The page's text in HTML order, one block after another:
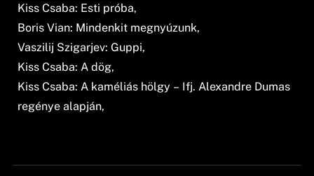
Kiss Csaba: Esti próba,
Boris Vian: Mindenkit megnyúzunk,
Vaszilij Szigarjev: Guppi,
Kiss Csaba: A dög,
Kiss Csaba: A kaméliás hölgy – Ifj. Alexandre Dumas
regénye alapján,